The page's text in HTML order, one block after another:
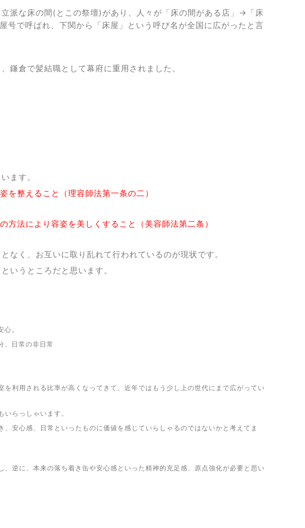
派な床の間(とこの祭壇)があり、 人々が「床の間がある店」→ 「床
号で呼ばれ、 下関から「床屋」という呼び名が全国に広がったと言
鎌倉で髪結職として幕府に重用されました。
ます。
を整えること（理容師法第一条の二）
方法により容姿を美しくすること（美容師法第二条）
なく、お互いに取り乱れて行われているのが現状です。
いうところだと思います 。
。
日常の非日常
利用される比率が高くなってきて、近年ではもう少し上の世代にまで広がってい
らっしゃいます。
安心感、日常といったものに価値を感じていらしゃるのではないかと考えてま
逆に、本来の落ち着き缶や安心感といった精神的充足感、原点強化が必要と思い